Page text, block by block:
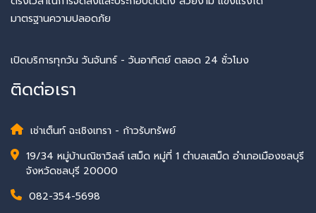
มาตรฐานความปลอดภัย
เปิดบริการทุกวัน วันจันทร์ - วันอาทิตย์ ตลอด 24 ชั่วโมง
ติดต่อเรา
เช่าเต็นท์ ฉะเชิงเทรา - ก้าวรับทรัพย์
19/34 หมู่บ้านณิชาวิลล์ เสม็ด หมู่ที่ 1 ตำบลเสม็ด อำเภอเมืองชลบุรี
จังหวัดชลบุรี 20000
082-354-5698